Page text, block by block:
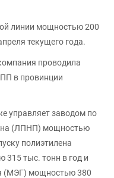
линии мощностью 200
текущего года.
проводила
в провинции
управляет заводом по
(ЛПНП) мощностью
полиэтилена
тыс. тонн в год и
(МЭГ) мощностью 380